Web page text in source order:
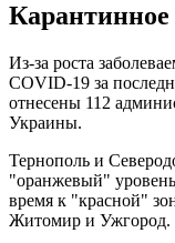
Карантинное
Из-за роста
COVID-19 за
отнесены 112
Украины.
Тернополь и
"оранжевый"
время к "красной"
Житомир и Ужгород.